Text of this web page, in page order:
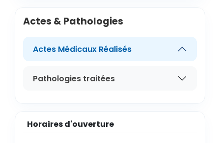
Actes & Pathologies
Actes Médicaux Réalisés
Pathologies traitées
Horaires d'ouverture